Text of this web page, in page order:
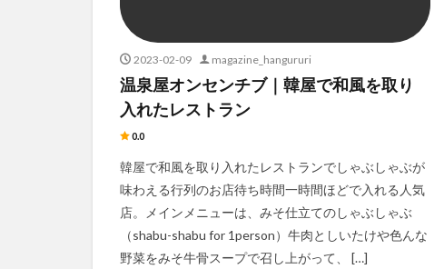
2023-02-09 magazine_hangururi
温泉屋オンセンチブ｜韓屋で和風を取り
入れたレストラン
0.0
韓屋で和風を取り入れたレストランでしゃぶしゃぶが
味わえる行列のお店待ち時間一時間ほどで入れる人気
店。メインメニューは、みそ仕立てのしゃぶしゃぶ
（shabu-shabu for 1person）牛肉としいたけや色んな
野菜をみそ牛骨スープで召し上がって、 […]